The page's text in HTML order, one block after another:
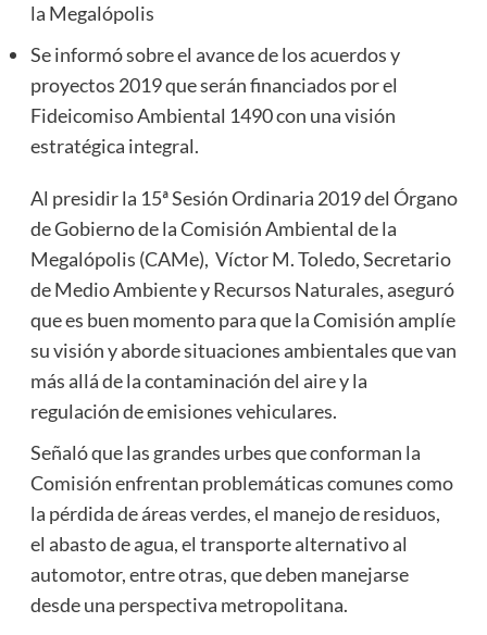
la Megalópolis
Se informó sobre el avance de los acuerdos y
proyectos 2019 que serán financiados por el
Fideicomiso Ambiental 1490 con una visión
estratégica integral.
Al presidir la 15ª Sesión Ordinaria 2019 del Órgano
de Gobierno de la Comisión Ambiental de la
Megalópolis (CAMe), Víctor M. Toledo, Secretario
de Medio Ambiente y Recursos Naturales, aseguró
que es buen momento para que la Comisión amplíe
su visión y aborde situaciones ambientales que van
más allá de la contaminación del aire y la
regulación de emisiones vehiculares.
Señaló que las grandes urbes que conforman la
Comisión enfrentan problemáticas comunes como
la pérdida de áreas verdes, el manejo de residuos,
el abasto de agua, el transporte alternativo al
automotor, entre otras, que deben manejarse
desde una perspectiva metropolitana.